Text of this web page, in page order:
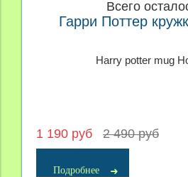
Всего
Гарри Поттер
Harry potter mug
1 190 руб 2 490 руб
Подробнее